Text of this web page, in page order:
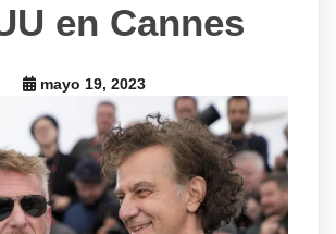
en Cannes
mayo 19, 2023